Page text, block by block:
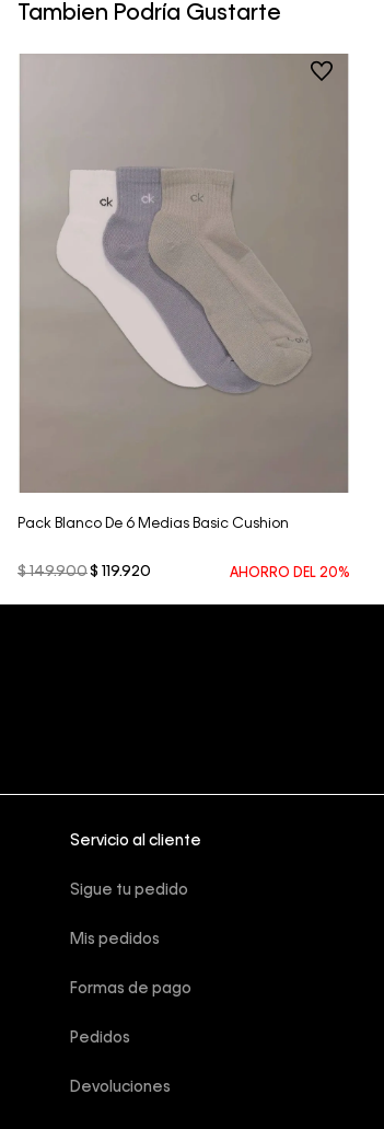
Tambien Podría Gustarte
Pack Blanco De 6 Medias Basic Cushion
$ 149.900$ 119.920 AHORRO DEL 20%
Servicio al cliente
Sigue tu pedido
Mis pedidos
Formas de pago
Pedidos
Devoluciones